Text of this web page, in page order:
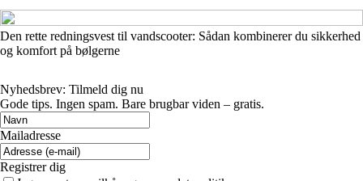
Den rette redningsvest til vandscooter: Sådan kombinerer du sikkerhed
og komfort på bølgerne
Nyhedsbrev: Tilmeld dig nu
Gode tips. Ingen spam. Bare brugbar viden – gratis.
Mailadresse
Registrer dig